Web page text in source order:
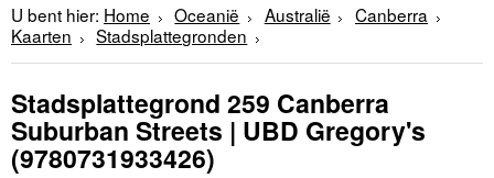
U bent hier: Home Oceanië Australië
Canberra
Kaarten
Stadsplattegronden
Stadsplattegrond 259 Canberra
Suburban Streets | UBD Gregory's
(9780731933426)